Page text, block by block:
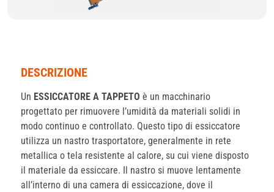
DESCRIZIONE
Un ESSICCATORE A TAPPETO è un macchinario
progettato per rimuovere l’umidità da materiali solidi in
modo continuo e controllato. Questo tipo di essiccatore
utilizza un nastro trasportatore, generalmente in rete
metallica o tela resistente al calore, su cui viene disposto
il materiale da essiccare. Il nastro si muove lentamente
all’interno di una camera di essiccazione, dove il